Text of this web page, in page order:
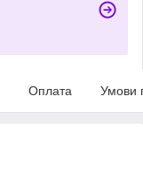
Оплата Умови